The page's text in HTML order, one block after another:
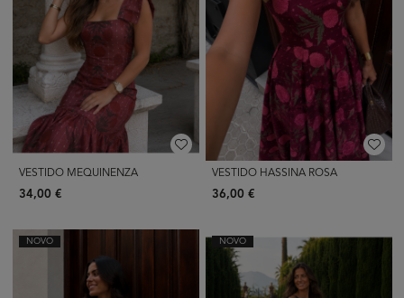
VESTIDO MEQUINENZA
34,00 €
VESTIDO HASSINA ROSA
36,00 €
NOVO NOVO